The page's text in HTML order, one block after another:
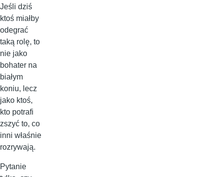
Jeśli dziś
ktoś miałby
odegrać
taką rolę, to
nie jako
bohater na
białym
koniu, lecz
jako ktoś,
kto potrafi
zszyć to, co
inni właśnie
rozrywają.
Pytanie